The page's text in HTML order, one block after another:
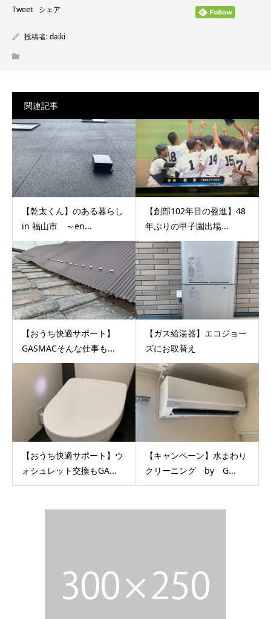
Tweet シェア
投稿者:daiki
関連記事
【乾太くん】のある暮らし
in 福山市 ～en...
【創部102年目の盈進】48
年ぶりの甲子園出場...
【おうち快適サポート】
GASMACそんな仕事も...
【ガス給湯器】エコジョー
ズにお取替え
【おうち快適サポート】ウ
ォシュレット交換もGA...
【キャンペーン】水まわり
クリーニング by G...